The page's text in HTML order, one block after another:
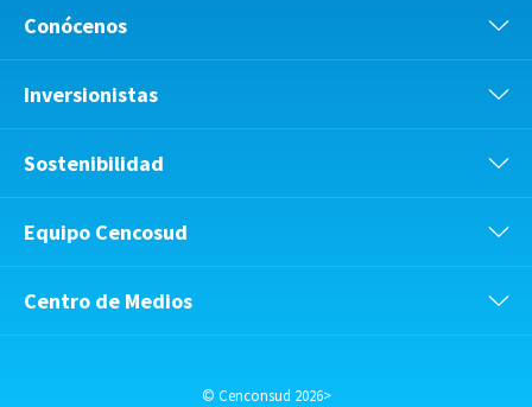
Conócenos
Inversionistas
Sostenibilidad
Equipo Cencosud
Centro de Medios
© Cenconsud 2026>